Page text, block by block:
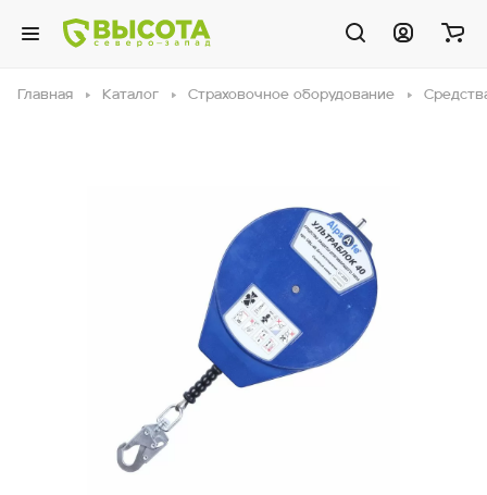
Главная Каталог Страховочное оборудование